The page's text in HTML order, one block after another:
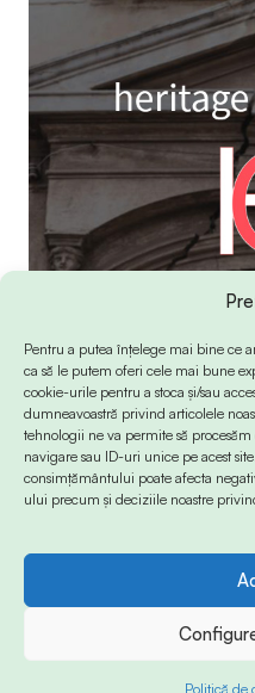
Pentru a putea înțelege mai bine ce
ca să le putem oferi cele mai bune
cookie-urile pentru a stoca și/sau
dumneavoastră privind articolele
tehnologii ne va permite să
navigare sau ID-uri unice pe acest
consimțământului poate afecta
ului precum și deciziile noastre
Politică de
© 2024